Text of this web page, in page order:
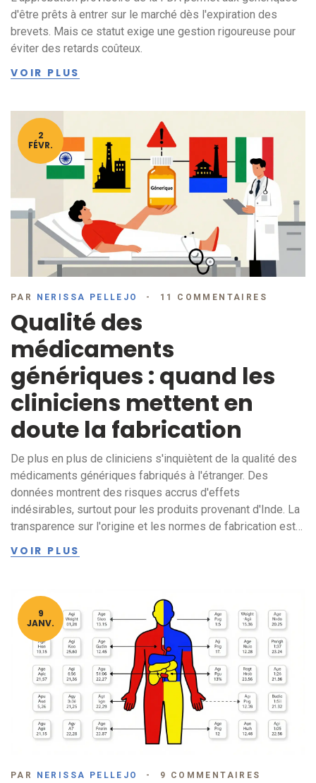
d'être prêts à entrer sur le marché dès l'expiration des
brevets. Mais ce statut exige une gestion rigoureuse pour
éviter des retards coûteux.
VOIR PLUS
2
FÉVR.
PAR NERISSA PELLEJO 11 COMMENTAIRES
Qualité des
médicaments
génériques : quand les
cliniciens mettent en
doute la fabrication
De plus en plus de cliniciens s'inquiètent de la qualité des
médicaments génériques fabriqués à l'étranger. Des
données montrent des risques accrus d'effets
indésirables, surtout pour les produits provenant d'Inde. La
transparence sur l'origine et les normes de fabrication est
VOIR PLUS
9
JANV.
PAR NERISSA PELLEJO 9 COMMENTAIRES